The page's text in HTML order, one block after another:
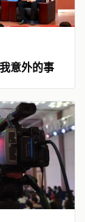
意外的事